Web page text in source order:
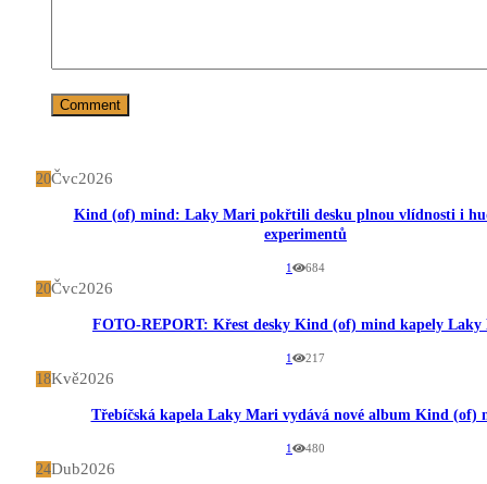
20Čvc2026
Kind (of) mind: Laky Mari pokřtili desku plnou vlídnosti i
experimentů
1 684
20Čvc2026
FOTO-REPORT: Křest desky Kind (of) mind kapely Laky
1 217
18Kvě2026
Třebíčská kapela Laky Mari vydává nové album Kind (of)
1 480
24Dub2026